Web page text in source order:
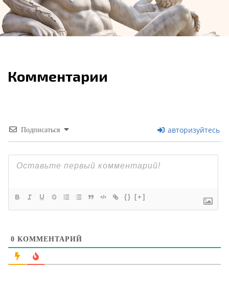
Комментарии
Подписаться авторизуйтесь
{} [+]
0 КОММЕНТАРИЙ